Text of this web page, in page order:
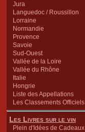
Jura
Languedoc / Roussillon
Lorraine
Normandie
Provence
Savoie
Sud-Ouest
Vallée de la Loire
Vallée du Rhône
Italie
Hongrie
Liste des Appellations
Les Classements Officiels
Les Livres sur le vin
Plein d'Idées de Cadeaux